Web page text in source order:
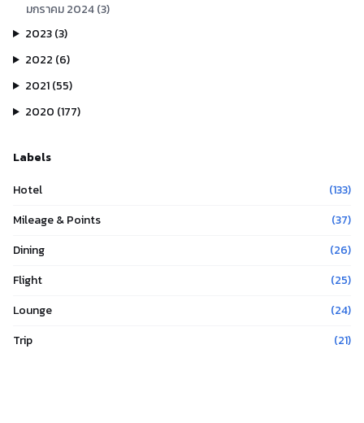
มกราคม2024(3)
2023(3)
2022 (6)
2021(55)
2020 (177)
Labels
Hotel
(133)
Mileage & Points
(37)
Dining
(26)
Flight
(25)
Lounge
(24)
Trip
(21)